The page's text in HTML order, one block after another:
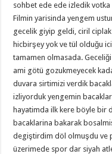
sohbet ede ede izledik
Filmin yarisinda yengem
gecelik giyip geldi, ciril
hicbirşey yok ve tül olduğu
tamamen olmasada.
ami götü gozukmeyecek
duvara sirtimizi verdik
izliyorduk yengemin
hayatimda ilk kere böyle bir
bacaklarina bakarak
degiştirdim döl olmuşdu ve
üzerimede spor dar siyah